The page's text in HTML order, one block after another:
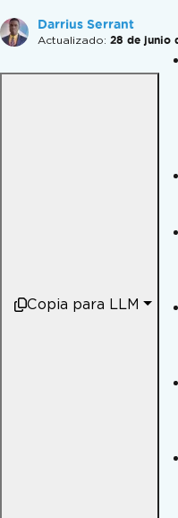
Darrius Serrant
Actualizado: 28 de junio
Copia para LLM